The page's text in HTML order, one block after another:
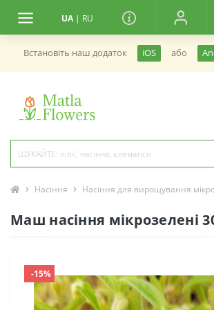
UA | RU
Встановiть наш додаток iOS або
Насіння Насіння для вирощування
Маш насіння мікрозелені
-15%